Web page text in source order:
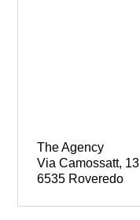
The Agency
Via Camossatt, 13
6535 Roveredo